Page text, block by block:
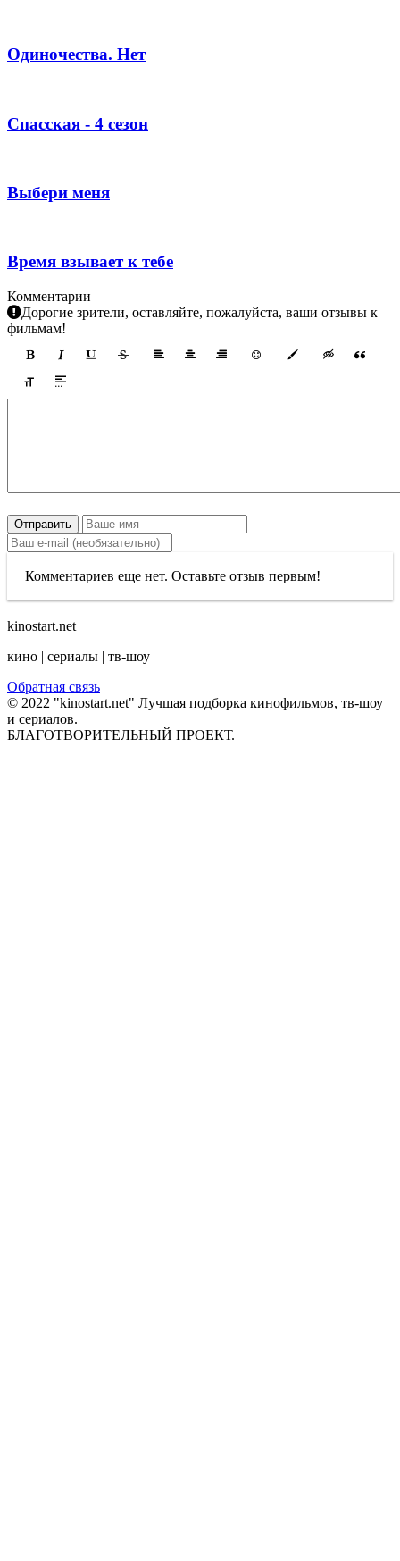
Одиночества. Нет
Спасская - 4 сезон
Выбери меня
Время взывает к тебе
Комментарии
Дорогие зрители, оставляйте, пожалуйста, ваши отзывы к
фильмам!
Отправить
Комментариев еще нет. Оставьте отзыв первым!
kinostart.net
кино | сериалы | тв-шоу
Обратная связь
© 2022 "kinostart.net" Лучшая подборка кинофильмов, тв-шоу
и сериалов.
БЛАГОТВОРИТЕЛЬНЫЙ ПРОЕКТ.